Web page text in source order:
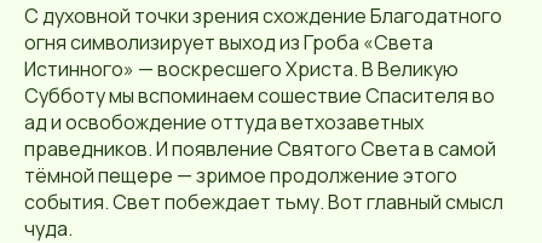
С духовной точки зрения схождение Благодатного
огня символизирует выход из Гроба «Света
Истинного» — воскресшего Христа. В Великую
Субботу мы вспоминаем сошествие Спасителя во
ад и освобождение оттуда ветхозаветных
праведников. И появление Святого Света в самой
тёмной пещере — зримое продолжение этого
события. Свет побеждает тьму. Вот главный смысл
чуда.